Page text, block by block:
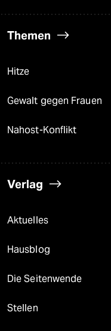
Themen
Hitze
Gewalt gegen Frauen
Nahost-Konflikt
Verlag
Aktuelles
Hausblog
Die Seitenwende
Stellen